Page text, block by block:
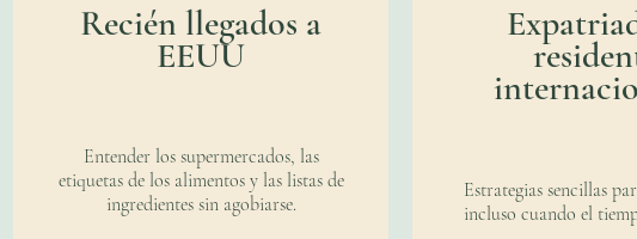
Recién llegados a
EEUU
Entender los supermercados, las
etiquetas de los alimentos y las listas de
ingredientes sin agobiarse.
Estrategias sencillas
incluso cuando el